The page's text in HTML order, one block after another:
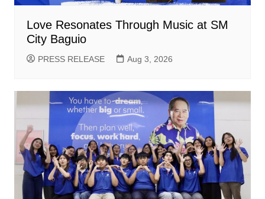
Love Resonates Through Music at SM
City Baguio
PRESS RELEASE Aug 3, 2026